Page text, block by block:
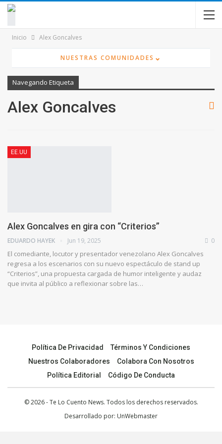
contenido
Inicio Alex Goncalves
NUESTRAS COMUNIDADES ⌄
Navegando Etiqueta
Alex Goncalves
EE.UU
Alex Goncalves en gira con “Criterios”
EDUARDO HAYEK Jun 19, 2025 0
El comediante, locutor y presentador venezolano Alex Goncalves
regresa a los escenarios con su nuevo espectáculo de stand up
“Criterios”, una propuesta cargada de humor inteligente y audaz
que invita al público a reflexionar sobre las…
Política De Privacidad
Términos Y Condiciones
Nuestros Colaboradores
Colabora Con Nosotros
Política Editorial
Código De Conducta
© 2026 - Te Lo Cuento News. Todos los derechos reservados.
Desarrollado por: UnWebmaster